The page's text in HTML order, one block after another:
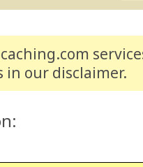
in our disclaimer.